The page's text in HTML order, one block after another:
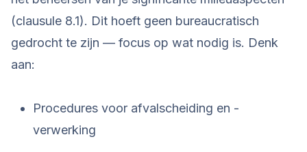
(clausule 8.1). Dit hoeft geen bureaucratisch
gedrocht te zijn — focus op wat nodig is. Denk
aan:
Procedures voor afvalscheiding en -
verwerking